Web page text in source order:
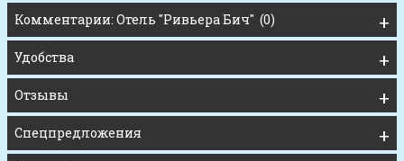
Комментарии: Отель "Ривьера Бич" (0)
Удобства
Отзывы
Спецпредложения